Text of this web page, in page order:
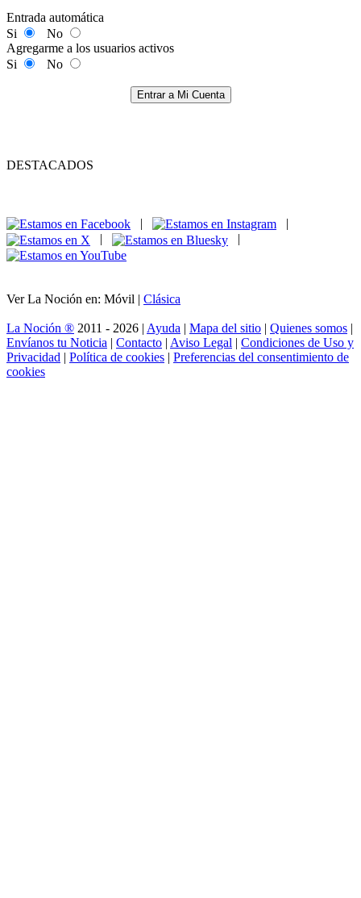
Entrada automática
Si
No
Agregarme a los usuarios activos
Si
No
Entrar a Mi Cuenta
DESTACADOS
|
|
|
|
Ver La Noción en: Móvil | Clásica
La Noción ® 2011 - 2026 | Ayuda | Mapa del sitio | Quienes somos |
Envíanos tu Noticia | Contacto | Aviso Legal | Condiciones de Uso y
Privacidad | Política de cookies | Preferencias del consentimiento de
cookies